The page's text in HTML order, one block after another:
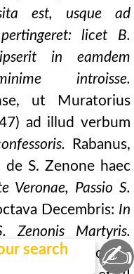
est, usque ad
pertingeret: licet B.
in eamdem
introisse.
ut Muratorius
ad illud verbum
Rabanus,
S. Zenone haec
Veronae, Passio S.
Decembris: In
Zenonis Martyris.
Ludovico
search
✍